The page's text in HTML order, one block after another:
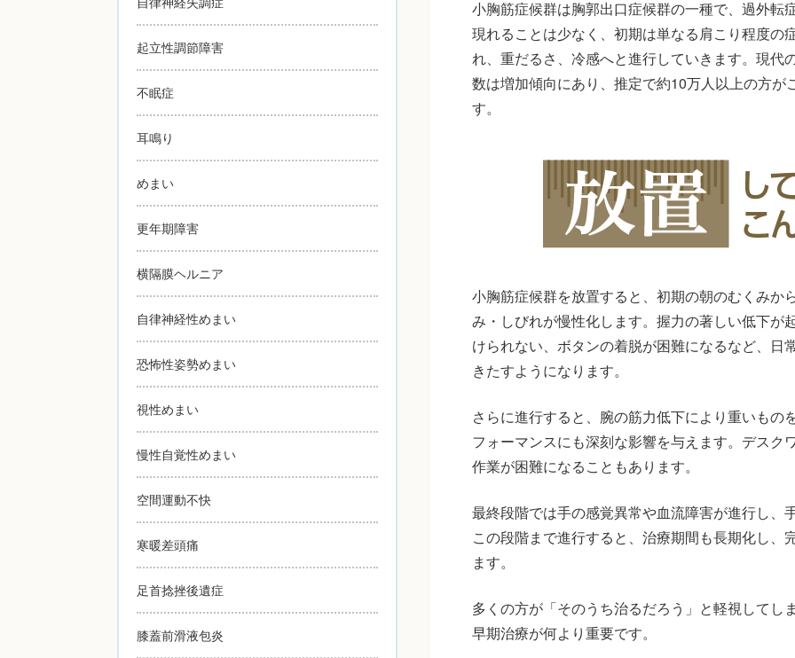
小胸筋症候群は胸郭出口症候群の一種で、過外転
現れることは少なく、初期は単なる肩こり程度の
れ、重だるさ、冷感へと進行していきます。現代
数は増加傾向にあり、推定で約10万人以上の方が
す。
小胸筋症候群を放置すると、初期の朝のむくみか
み・しびれが慢性化します。握力の著しい低下が
けられない、ボタンの着脱が困難になるなど、日
きたすようになります。
さらに進行すると、腕の筋力低下により重いもの
フォーマンスにも深刻な影響を与えます。デスク
作業が困難になることもあります。
最終段階では手の感覚異常や血流障害が進行し、
この段階まで進行すると、治療期間も長期化し、
ます。
多くの方が「そのうち治るだろう」と軽視してし
早期治療が何より重要です。
起立性調節障害
不眠症
耳鳴り
めまい
更年期障害
横隔膜ヘルニア
自律神経性めまい
恐怖性姿勢めまい
視性めまい
慢性自覚性めまい
空間運動不快
寒暖差頭痛
足首捻挫後遺症
膝蓋前滑液包炎